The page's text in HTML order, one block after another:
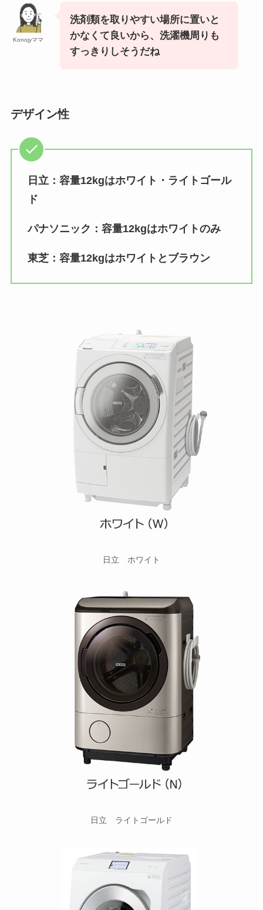
Konojyママ
洗剤類を取りやすい場所に置いと
かなくて良いから、洗濯機周りも
すっきりしそうだね
デザイン性
日立：容量12kgはホワイト・ライトゴール
ド
パナソニック：容量12kgはホワイトのみ
東芝：容量12kgはホワイトとブラウン
日立 ホワイト
日立 ライトゴールド